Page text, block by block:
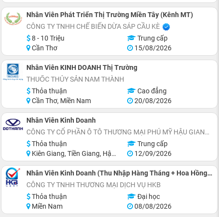
Nhân Viên Phát Triển Thị Trường Miền Tây (Kênh MT)
CÔNG TY TNHH CHẾ BIẾN DỪA SÁP CẦU KÈ
8 - 10 Triệu
Trung cấp
Cần Thơ
15/08/2026
Nhân Viên KINH DOANH Thị Trường
THUỐC THỦY SẢN NAM THÀNH
Thỏa thuận
Cao đẳng
Cần Thơ, Miền Nam
20/08/2026
Nhân Viên Kinh Doanh
CÔNG TY CỔ PHẦN Ô TÔ THƯƠNG MẠI PHÚ MỸ HẬU GIANG
Thỏa thuận
Trung cấp
Kiên Giang, Tiền Giang, Hậu Giang, Long An
12/09/2026
Nhân Viên Kinh Doanh (Thu Nhập Hàng Tháng + Hoa Hồng > 15 Triệu/ Tháng)
CÔNG TY TNHH THƯƠNG MẠI DỊCH VỤ HKB
Thỏa thuận
Đại học
Miền Nam
08/08/2026